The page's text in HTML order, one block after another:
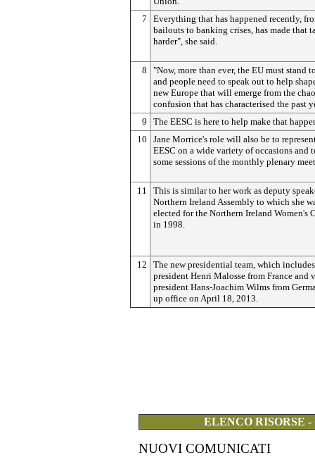
7
Everything that has happened recently,
bailouts to banking crises, has made that
harder", she said.
8
"Now, more than ever, the EU must stand
and people need to speak out to help
new Europe that will emerge from the
confusion that has characterised the past
9
The EESC is here to help make that
10
Jane Morrice's role will also be to
EESC on a wide variety of occasions and
some sessions of the monthly plenary
11
This is similar to her work as deputy
Northern Ireland Assembly to which she
elected for the Northern Ireland Women's
in 1998.
12
The new presidential team, which includes
president Henri Malosse from France and
president Hans-Joachim Wilms from
up office on April 18, 2013.
ELENCO RISORSE
NUOVI COMUNICATI